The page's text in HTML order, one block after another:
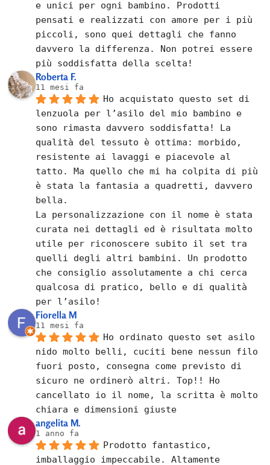
e unici per ogni bambino. Prodotti
pensati e realizzati con amore per i più
piccoli, sono quei dettagli che fanno
davvero la differenza. Non potrei essere
più soddisfatta della scelta!
Roberta F.
11 mesi fa
Ho acquistato questo set di
lenzuola per l’asilo del mio bambino e
sono rimasta davvero soddisfatta! La
qualità del tessuto è ottima: morbido,
resistente ai lavaggi e piacevole al
tatto. Ma quello che mi ha colpita di più
è stata la fantasia a quadretti, davvero
bella.
La personalizzazione con il nome è stata
curata nei dettagli ed è risultata molto
utile per riconoscere subito il set tra
quelli degli altri bambini. Un prodotto
che consiglio assolutamente a chi cerca
qualcosa di pratico, bello e di qualità
per l’asilo!
Fiorella M
11 mesi fa
Ho ordinato questo set asilo
nido molto belli, cuciti bene nessun filo
fuori posto, consegna come previsto di
sicuro ne ordinerò altri. Top!! Ho
cancellato io il nome, la scritta è molto
chiara e dimensioni giuste
angelita M.
1 anno fa
Prodotto fantastico,
imballaggio impeccabile. Altamente